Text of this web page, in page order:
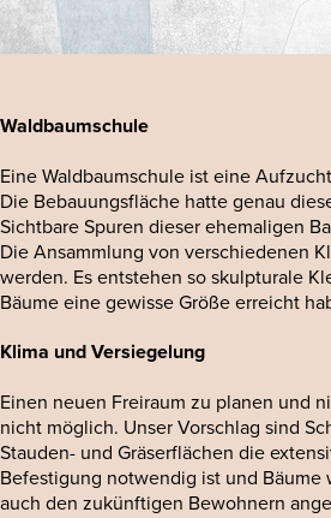
Waldbaumschule
Eine Waldbaumschule ist eine
Die Bebauungsfläche hatte genau
Sichtbare Spuren dieser ehemaligen
Die Ansammlung von verschiedenen
werden. Es entstehen so skulpturale
Bäume eine gewisse Größe erreicht
Klima und Versiegelung
Einen neuen Freiraum zu planen und
nicht möglich. Unser Vorschlag sind
Stauden- und Gräserflächen die
Befestigung notwendig ist und
auch den zukünftigen Bewohnern